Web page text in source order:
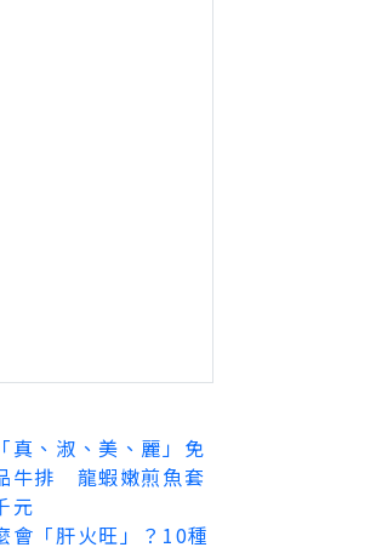
真、淑、美、麗」免
牛排 龍蝦嫩煎魚套
元
會「肝火旺」？10種